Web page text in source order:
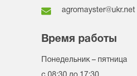
agromayster@ukr.net
Время работы
Понедельник – пятница